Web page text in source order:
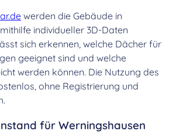
werden die Gebäude in
individueller 3D-Daten
sich erkennen, welche Dächer für
geeignet sind und welche
werden können. Die Nutzung des
ohne Registrierung und
für Werningshausen